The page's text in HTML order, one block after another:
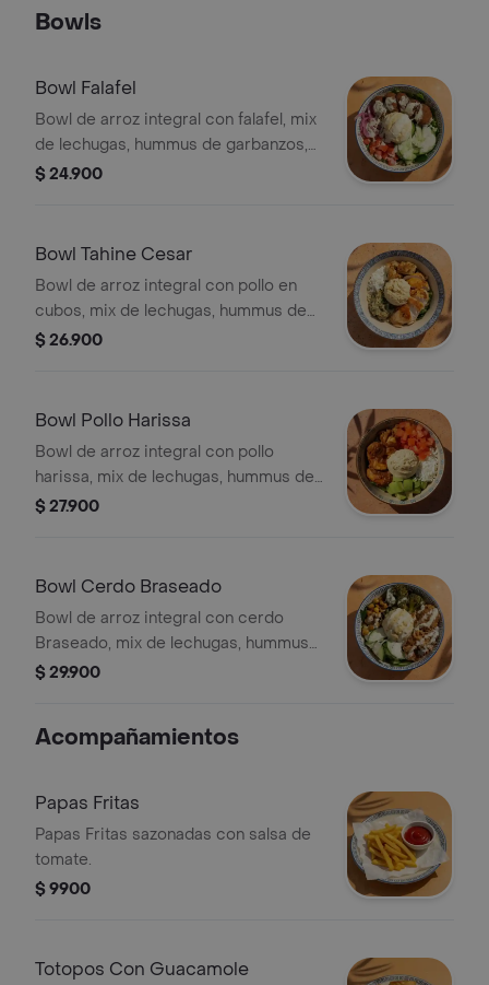
Bowls
Bowl Falafel
Bowl de arroz integral con falafel, mix
de lechugas, hummus de garbanzos,
pepino cohombro, tomate y cebolla
$ 24.900
Bowl Tahine Cesar
Bowl de arroz integral con pollo en
cubos, mix de lechugas, hummus de
garbanzos, dip de berenjena,
$ 26.900
Bowl Pollo Harissa
Bowl de arroz integral con pollo
harissa, mix de lechugas, hummus de
garbanzos, aguacate, tomate y queso
$ 27.900
Bowl Cerdo Braseado
Bowl de arroz integral con cerdo
Braseado, mix de lechugas, hummus
de garbanzos, pepino cohombro,
libanesa.
$ 29.900
Acompañamientos
Papas Fritas
Papas Fritas sazonadas con salsa de
tomate.
$ 9900
Totopos Con Guacamole